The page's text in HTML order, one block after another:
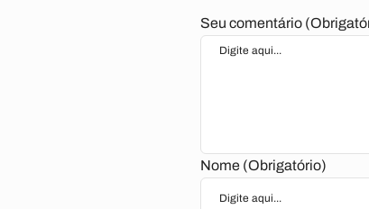
Seu comentário
Nome (Obrigatório)